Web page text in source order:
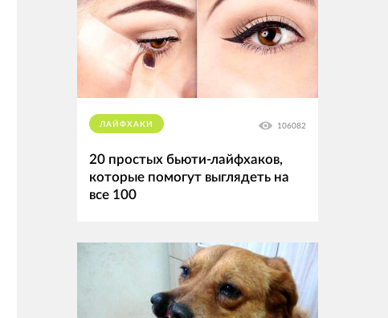
ЛАЙФХАКИ 106082
20 простых бьюти-лайфхаков,
которые помогут выглядеть на
все 100